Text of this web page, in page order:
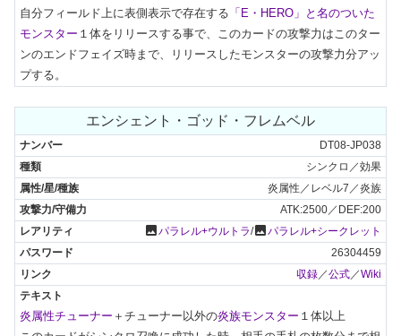
自分フィールド上に表側表示で存在する 「E・HERO」と名のついた
モンスター １体をリリースする事で、このカードの攻撃力はこのター
ンのエンドフェイズ時まで、リリースしたモンスターの攻撃力分アッ
プする。
エンシェント・ゴッド・フレムベル
DT08-JP038
シンクロ／効果
炎属性／レベル7／炎族
ATK:2500／DEF:200
photoパラレル+ウルトラ/photoパラレル+シークレット
26304459
収録／公式／Wiki
炎属性チューナー ＋チューナー以外の炎族モンスター １体以上